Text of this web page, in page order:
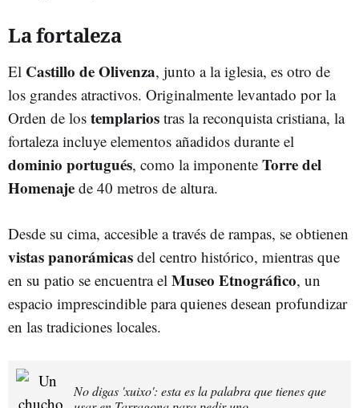
La fortaleza
El Castillo de Olivenza, junto a la iglesia, es otro de
los grandes atractivos. Originalmente levantado por la
Orden de los templarios tras la reconquista cristiana, la
fortaleza incluye elementos añadidos durante el
dominio portugués, como la imponente Torre del
Homenaje de 40 metros de altura.
Desde su cima, accesible a través de rampas, se obtienen
vistas panorámicas del centro histórico, mientras que
en su patio se encuentra el Museo Etnográfico, un
espacio imprescindible para quienes desean profundizar
en las tradiciones locales.
No digas 'xuixo': esta es la palabra que tienes que